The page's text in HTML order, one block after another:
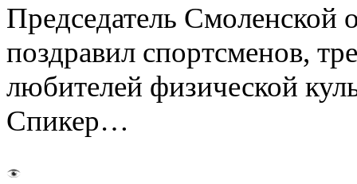
Председатель
поздравил спортсменов,
любителей физической
Спикер…